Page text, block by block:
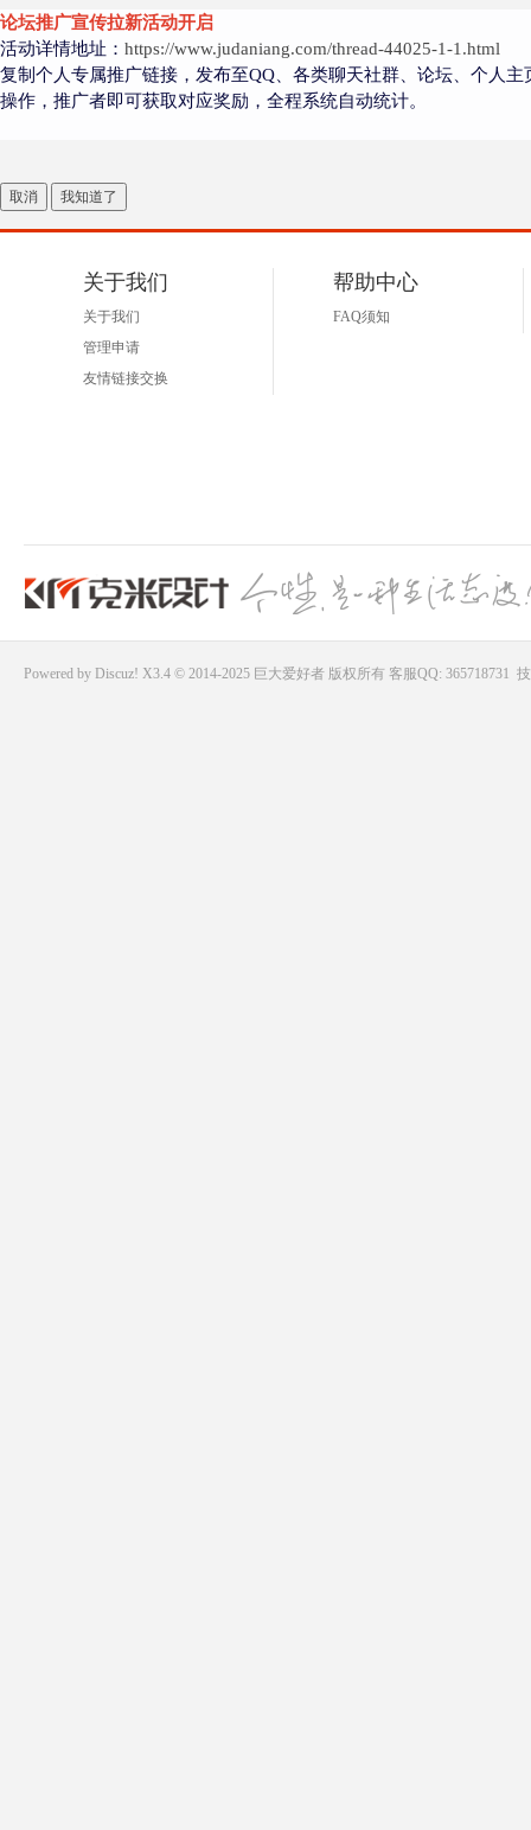
论坛推广宣传拉新活动开启
活动详情地址： https://www.judaniang.com/thread-44025-1-1.html
复制个人专属推广链接，发布至QQ、各类聊天社群、论坛、个人
操作，推广者即可获取对应奖励，全程系统自动统计。
取消 我知道了
关于我们
关于我们
管理申请
友情链接交换
帮助中心
FAQ须知
Powered by Discuz! X3.4 © 2014-2025 巨大爱好者版权所有 客服QQ: 365718731